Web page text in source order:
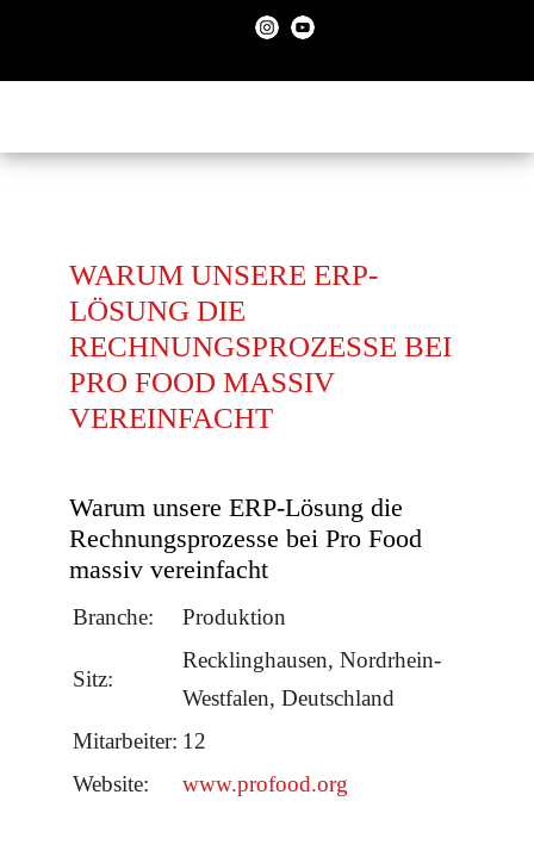
WARUM UNSERE ERP-
LÖSUNG DIE
RECHNUNGSPROZESSE BEI
PRO FOOD MASSIV
VEREINFACHT
Warum unsere ERP-Lösung die
Rechnungsprozesse bei Pro Food
massiv vereinfacht
Branche: Produktion
Sitz:
Recklinghausen, Nordrhein-
Westfalen, Deutschland
Mitarbeiter: 12
Website:
www.profood.org